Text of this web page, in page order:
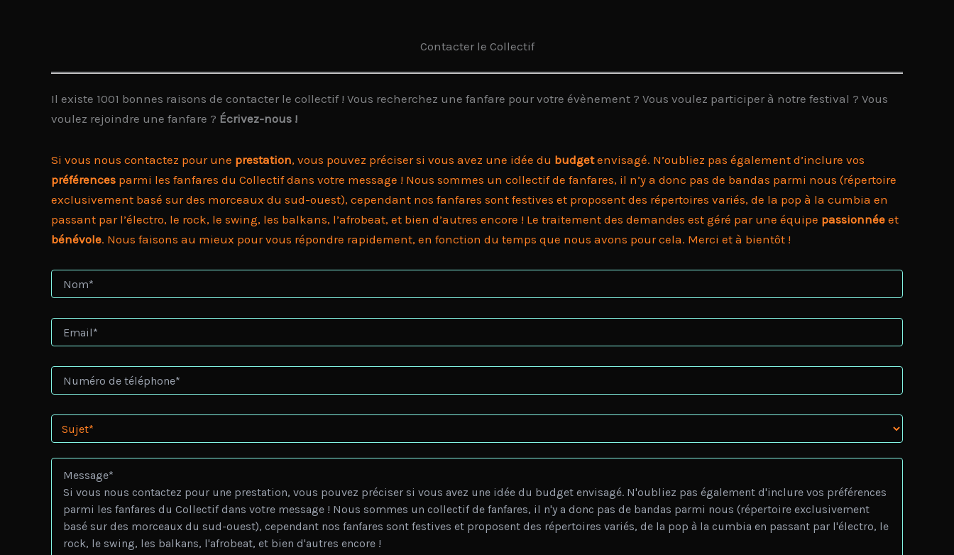
Contacter le Collectif
Il existe 1001 bonnes raisons de contacter le collectif ! Vous recherchez une fanfare pour votre évènement ? Vous voulez participer à notre festival ? Vous
voulez rejoindre une fanfare ? Écrivez-nous !
Si vous nous contactez pour une prestation, vous pouvez préciser si vous avez une idée du budgetenvisagé. N’oubliez pas également d’inclure vos
préférences parmi les fanfares du Collectif dans votre message ! Nous sommes un collectif de fanfares, il n’y a donc pas de bandas parmi nous (répertoire
exclusivement basé sur des morceaux du sud-ouest), cependant nos fanfares sont festives et proposent des répertoires variés, de la pop à la cumbia en
passant par l’électro, le rock, le swing, les balkans, l’afrobeat, et bien d’autres encore ! Le traitement des demandes est géré par une équipe passionnée et
bénévole. Nous faisons au mieux pour vous répondre rapidement, en fonction du temps que nous avons pour cela. Merci et à bientôt !